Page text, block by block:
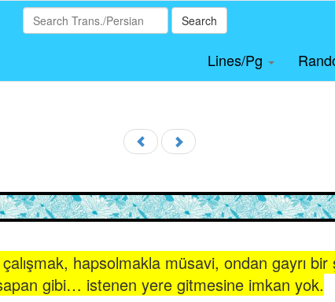
Search
Lines/Pg
çalışmak, hapsolmakla müsavi, ondan gayrı
gibi… istenen yere gitmesine imkan yok.